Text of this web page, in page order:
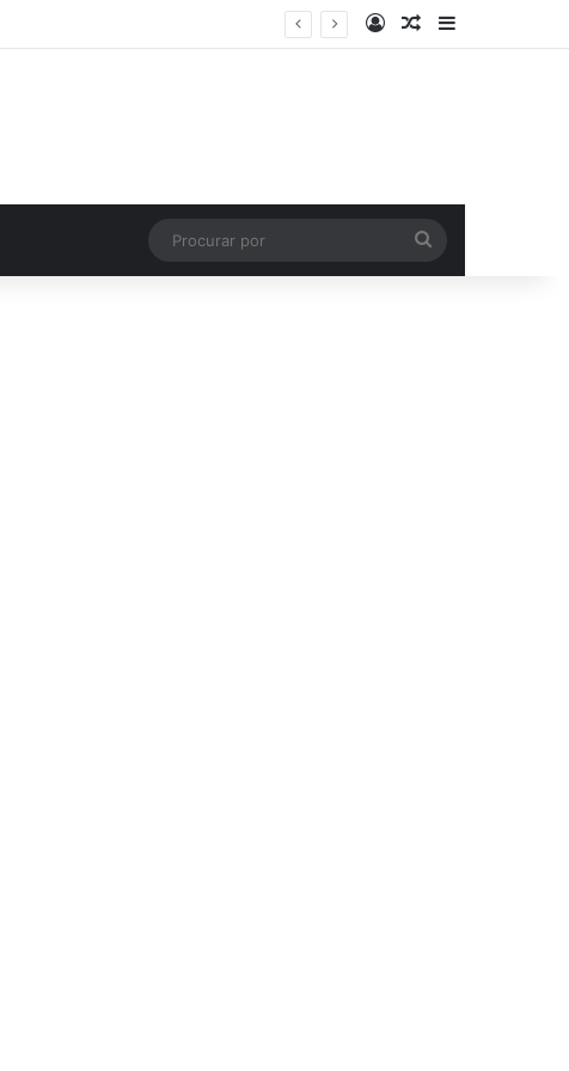
EntrarArtigo aleatório
Barra Lateral
por